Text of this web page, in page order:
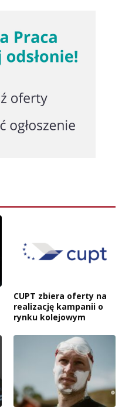
CUPT zbiera oferty na
realizację kampanii o
rynku kolejowym